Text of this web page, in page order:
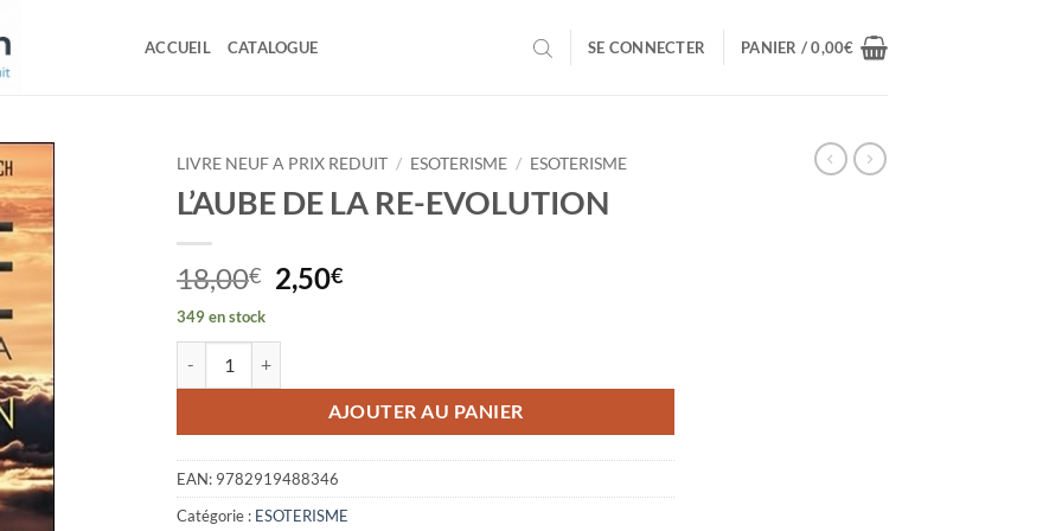
ACCUEIL CATALOGUE SE CONNECTER PANIER /0,00€
LIVRE NEUF A PRIX REDUIT / ESOTERISME / ESOTERISME
L’AUBE DE LA RE-EVOLUTION
18,00€ Le
prix
initial
18,00€.
2,50€Le
2,50€.
349 en stock
AJOUTER AU PANIER
EAN: 9782919488346
Catégorie : ESOTERISME